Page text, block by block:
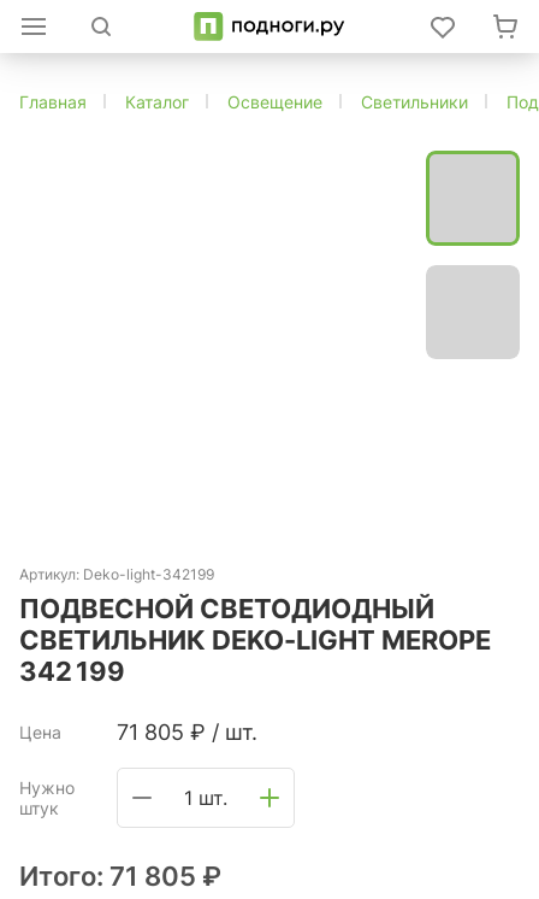
Главная Каталог Освещение Светильники
Артикул: Deko-light-342199
ПОДВЕСНОЙ СВЕТОДИОДНЫЙ
СВЕТИЛЬНИК DEKO-LIGHT MEROPE
342 199
Цена 71 805 ₽ / шт.
Нужно
штук
1 шт.
Итого: 71 805 ₽